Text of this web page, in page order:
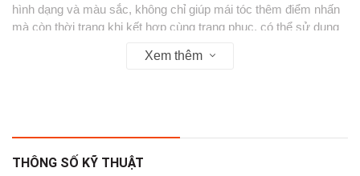
hình dạng và màu sắc, không chỉ giúp mái tóc thêm điểm nhấn
mà còn thời trang khi kết hợp cùng trang phục. có thể sử dụng
là trẻ em có thể tham khảo các loại kẹp tóc hàn quốc trẻ em
mà để lại một phần sao cho nhìn tóc như bị gập vào.
Xem thêm
THÔNG SỐ KỸ THUẬT